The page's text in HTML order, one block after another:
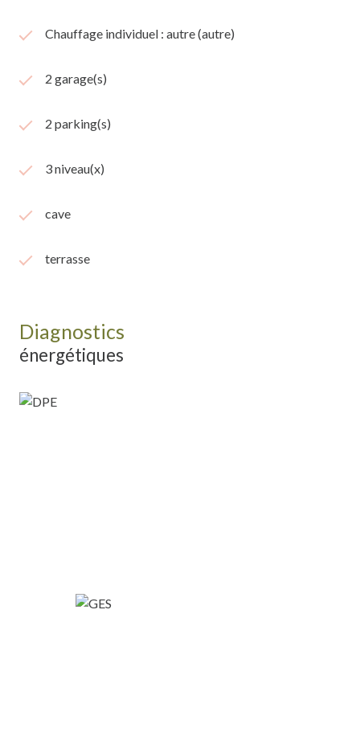
Chauffage individuel : autre (autre)
2 garage(s)
2 parking(s)
3 niveau(x)
cave
terrasse
Diagnostics
énergétiques